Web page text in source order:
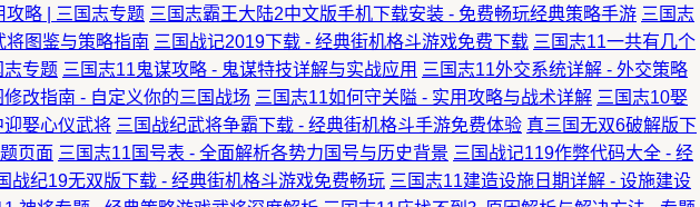
攻略 | 三国志专题 三国志霸王大陆2中文版手机下载安装 - 免费畅玩经典策略手游 三国志
将图鉴与策略指南 三国战记2019下载 - 经典街机格斗游戏免费下载 三国志11一共有几个
志专题 三国志11鬼谋攻略 - 鬼谋特技详解与实战应用 三国志11外交系统详解 - 外交策略
修改指南 - 自定义你的三国战场 三国志11如何守关隘 - 实用攻略与战术详解 三国志10娶
娶心仪武将 三国战纪武将争霸下载 - 经典街机格斗手游免费体验 真三国无双6破解版下
页面 三国志11国号表 - 全面解析各势力国号与历史背景 三国战记119作弊代码大全 - 经
战纪19无双版下载 - 经典街机格斗游戏免费畅玩 三国志11建造设施日期详解 - 设施建设